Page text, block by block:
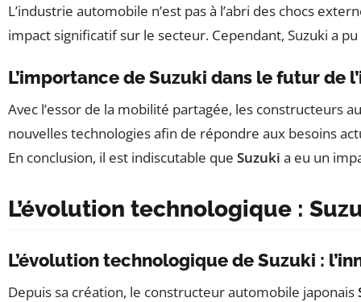
L’industrie automobile n’est pas à l’abri des chocs
impact significatif sur le secteur. Cependant, Suzuki a
L’importance de Suzuki dans le futur de
Avec l’essor de la mobilité partagée, les constructeurs
nouvelles technologies afin de répondre aux besoins
En conclusion, il est indiscutable que Suzuki a eu un
L’évolution technologique :
L’évolution technologique de Suzuki :
Depuis sa création, le constructeur automobile japonais